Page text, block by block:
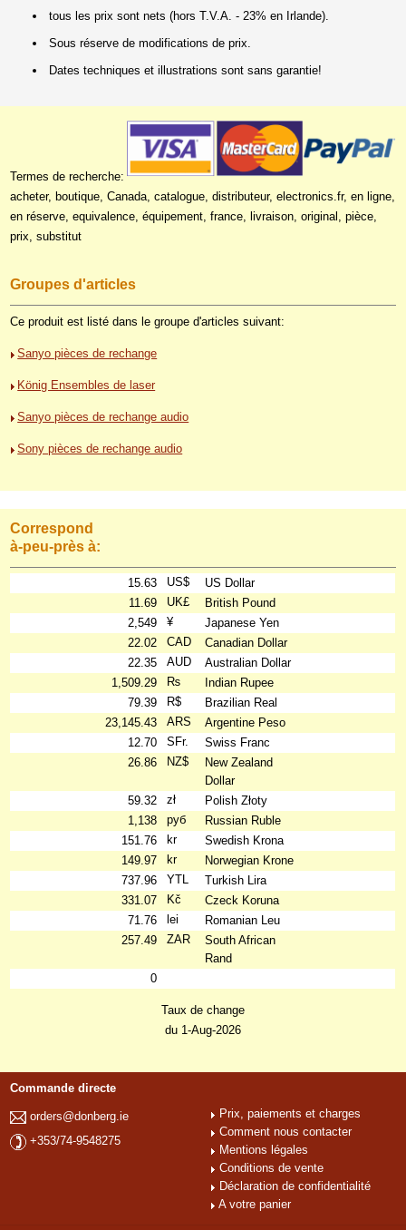
tous les prix sont nets (hors T.V.A. - 23% en Irlande).
Sous réserve de modifications de prix.
Dates techniques et illustrations sont sans garantie!
Termes de recherche:
acheter, boutique, Canada, catalogue, distributeur, electronics.fr, en ligne,
en réserve, equivalence, équipement, france, livraison, original, pièce,
prix, substitut
Groupes d'articles
Ce produit est listé dans le groupe d'articles suivant:
Sanyo pièces de rechange
König Ensembles de laser
Sanyo pièces de rechange audio
Sony pièces de rechange audio
Correspond
à-peu-près à:
15.63 US$
US Dollar
11.69
UK£
British Pound
2,549
¥
Japanese Yen
22.02
CAD
Canadian Dollar
22.35
AUD
Australian Dollar
1,509.29
₨
Indian Rupee
79.39
R$
Brazilian Real
23,145.43
ARS
Argentine Peso
12.70
SFr.
Swiss Franc
26.86
NZ$
New Zealand
Dollar
59.32
zł
Polish Złoty
1,138
руб
Russian Ruble
151.76
kr
Swedish Krona
149.97
kr
Norwegian Krone
737.96
YTL
Turkish Lira
331.07
Kč
Czeck Koruna
71.76
lei
Romanian Leu
257.49
ZAR
South African
Rand
0
Taux de change
du 1-Aug-2026
Commande directe
orders@donberg.ie
+353/74-9548275
Prix, paiements et charges
Comment nous contacter
Mentions légales
Conditions de vente
Déclaration de confidentialité
A votre panier